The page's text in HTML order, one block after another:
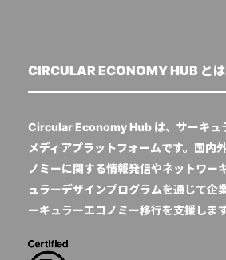
CIRCULAR ECONOMY HUB とは
Circular Economy Hub は、サーキュ
メディアプラットフォームです。国内
ノミーに関する情報発信やネットワー
ュラーデザインプログラムを通じて企
ーキュラーエコノミー移行を支援します